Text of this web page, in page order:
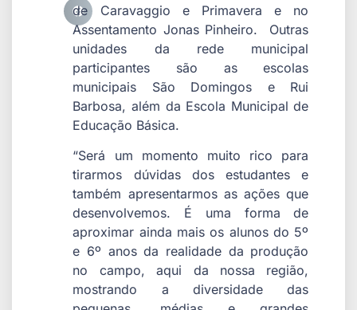
de Caravaggio e Primavera e no
Assentamento Jonas Pinheiro. Outras
unidades da rede municipal
participantes são as escolas
municipais São Domingos e Rui
Barbosa, além da Escola Municipal de
Educação Básica.
“Será um momento muito rico para
tirarmos dúvidas dos estudantes e
também apresentarmos as ações que
desenvolvemos. É uma forma de
aproximar ainda mais os alunos do 5º
e 6º anos da realidade da produção
no campo, aqui da nossa região,
mostrando a diversidade das